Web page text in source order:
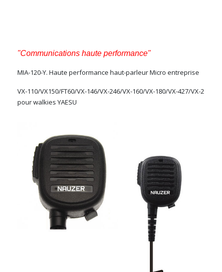
"Communications haute performance"
MIA-120-Y. Haute performance haut-parleur Micro entreprise
VX-110/VX150/FT60/VX-146/VX-246/VX-160/VX-180/VX-427/VX-2
pour walkies YAESU